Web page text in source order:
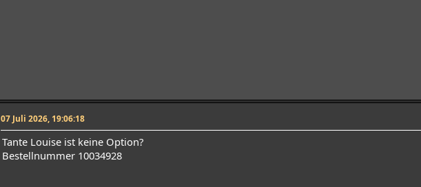
07 Juli 2026, 19:06:18
Tante Louise ist keine Option?
Bestellnummer 10034928